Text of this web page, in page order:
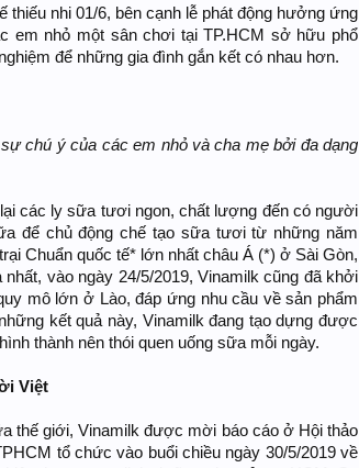
nhi 01/6, bên cạnh lễ phát động hưởng ứng
em nhỏ một sân chơi tại TP.HCM sở hữu phổ
để những gia đình gắn kết có nhau hơn.
chú ý của các em nhỏ và cha mẹ bởi đa dạng
các ly sữa tươi ngon, chất lượng đến có người
để chủ động chế tạo sữa tươi từ những năm
Chuẩn quốc tế* lớn nhất châu Á (*) ở Sài Gòn,
vào ngày 24/5/2019, Vinamilk cũng đã khởi
mô lớn ở Lào, đáp ứng nhu cầu về sản phẩm
kết quả này, Vinamilk đang tạo dựng được
thành nên thói quen uống sữa mỗi ngày.
Việt
thế giới, Vinamilk được mời báo cáo ở Hội thảo
tổ chức vào buổi chiều ngày 30/5/2019 về